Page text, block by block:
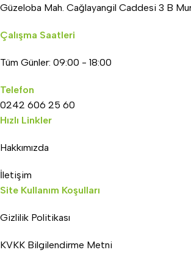
Güzeloba Mah. Cağlayangil Caddesi 3 B
Çalışma Saatleri
Tüm Günler: 09:00 - 18:00
Telefon
0242 606 25 60
Hızlı Linkler
Hakkımızda
İletişim
Site Kullanım Koşulları
Gizlilik Politikası
KVKK Bilgilendirme Metni